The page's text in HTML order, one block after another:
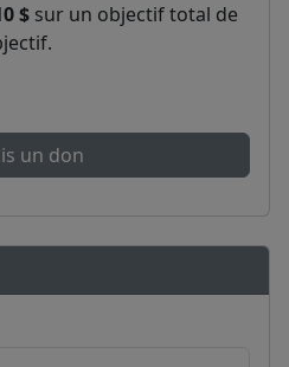
$ sur un objectif total de
un don